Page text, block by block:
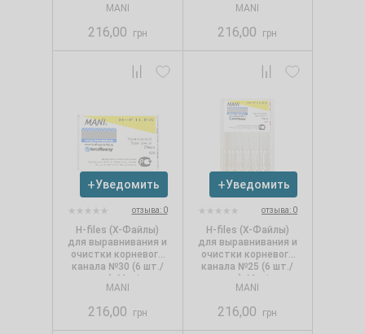
MANI
216,00 грн
MANI
216,00 грн
Уведомить
отзыва: 0
Н-files (Х-Файлы)
для выравнивания и
очистки корневого
канала №30 (6 шт./
уп.), Mani
MANI
216,00 грн
Уведомить
отзыва: 0
Н-files (Х-Файлы)
для выравнивания и
очистки корневого
канала №25 (6 шт./
уп.), Mani
MANI
216,00 грн